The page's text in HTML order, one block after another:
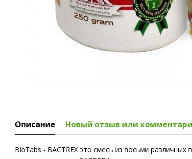
Описание Новый отзыв или
BioTabs - BACTREX это смесь из восьми